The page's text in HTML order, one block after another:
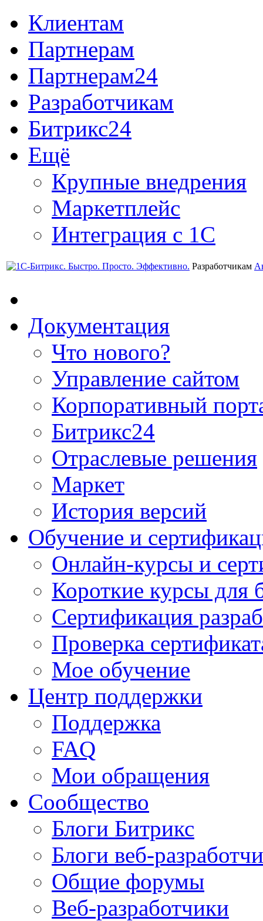
Клиентам
Партнерам
Партнерам24
Разработчикам
Битрикс24
Ещё
Крупные внедрения
Маркетплейс
Интеграция с 1С
Разработчикам
Документация
Что нового?
Управление сайтом
Корпоративный
Битрикс24
Отраслевые решения
Маркет
История версий
Обучение и
Онлайн-курсы и
Короткие курсы для
Сертификация
Проверка
Мое обучение
Центр поддержки
Поддержка
FAQ
Мои обращения
Сообщество
Блоги Битрикс
Блоги веб-
Общие форумы
Веб-разработчики